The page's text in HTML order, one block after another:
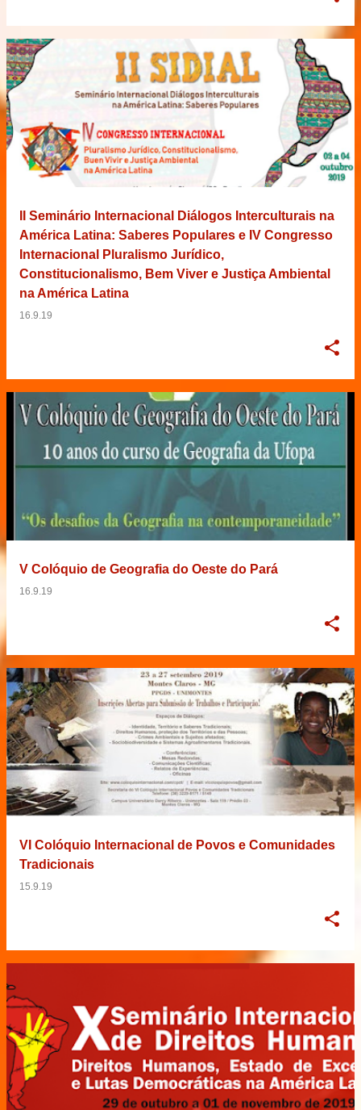
II Seminário Internacional Diálogos Interculturais na
América Latina: Saberes Populares e IV Congresso
Internacional Pluralismo Jurídico,
Constitucionalismo, Bem Viver e Justiça Ambiental
na América Latina
16.9.19
V Colóquio de Geografia do Oeste do Pará
16.9.19
VI Colóquio Internacional de Povos e Comunidades
Tradicionais
15.9.19